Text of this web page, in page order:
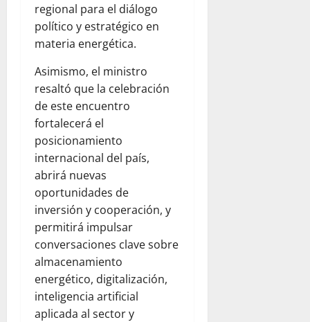
regional para el diálogo
político y estratégico en
materia energética.
Asimismo, el ministro
resaltó que la celebración
de este encuentro
fortalecerá el
posicionamiento
internacional del país,
abrirá nuevas
oportunidades de
inversión y cooperación, y
permitirá impulsar
conversaciones clave sobre
almacenamiento
energético, digitalización,
inteligencia artificial
aplicada al sector y